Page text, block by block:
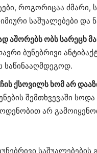
როგორიცაა ძმარი,
საშუალებები და
აშორებს ობს სარეცხ
ბუნებრივი
საწინააღმდეგოდ.
ქსოვილს ხომ არ
შემთხვევაში
არ
საშუალებების